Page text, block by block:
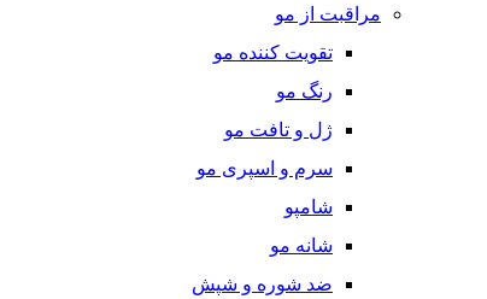
مراقبت از مو
تقویت کننده مو
رنگ مو
ژل و تافت مو
سرم و اسپری مو
شامپو
شانه مو
ضد شوره و شپش